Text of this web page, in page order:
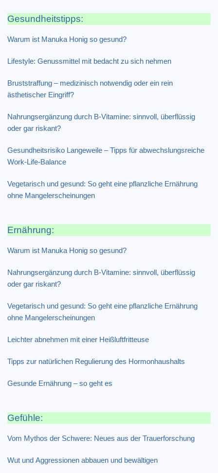
Gesundheitstipps:
Warum ist Manuka Honig so gesund?
Lifestyle: Genussmittel mit bedacht zu sich nehmen
Bruststraffung – medizinisch notwendig oder ein rein
ästhetischer Eingriff?
Nahrungsergänzung durch B-Vitamine: sinnvoll, überflüssig
oder gar riskant?
Gesundheitsrisiko Langeweile – Tipps für abwechslungsreiche
Work-Life-Balance
Vegetarisch und gesund: So geht eine pflanzliche Ernährung
ohne Mangelerscheinungen
Ernährung:
Warum ist Manuka Honig so gesund?
Nahrungsergänzung durch B-Vitamine: sinnvoll, überflüssig
oder gar riskant?
Vegetarisch und gesund: So geht eine pflanzliche Ernährung
ohne Mangelerscheinungen
Leichter abnehmen mit einer Heißluftfritteuse
Tipps zur natürlichen Regulierung des Hormonhaushalts
Gesunde Ernährung – so geht es
Gefühle:
Vom Mythos der Schwere: Neues aus der Trauerforschung
Wut und Aggressionen abbauen und bewältigen